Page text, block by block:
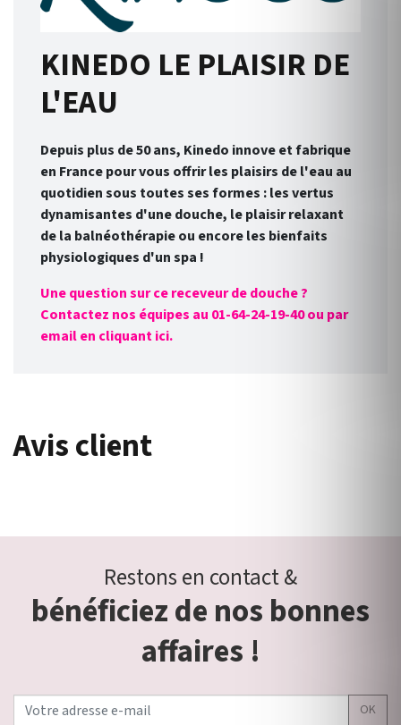
KINEDO LE PLAISIR DE
L'EAU
Depuis plus de 50 ans, Kinedo innove et fabrique
en France pour vous offrir les plaisirs de l'eau au
quotidien sous toutes ses formes : les vertus
dynamisantes d'une douche, le plaisir relaxant
de la balnéothérapie ou encore les bienfaits
physiologiques d'un spa !
Une question sur ce receveur de douche ?
Contactez nos équipes au 01-64-24-19-40 ou par
email en cliquant ici.
Avis client
Restons en contact &
bénéficiez de nos bonnes
affaires !
OK